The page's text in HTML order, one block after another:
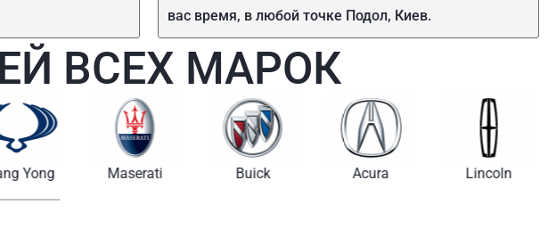
вас время, в любой точке Подол, Киев.
ВСЕХ МАРОК
Yong Maserati Buick Acura Lincoln